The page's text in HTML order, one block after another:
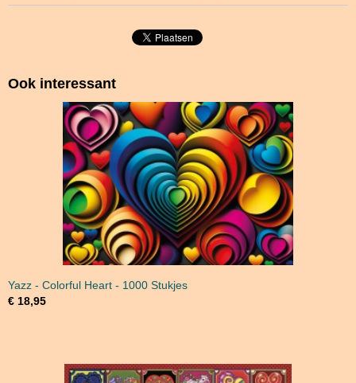
Ook interessant
Yazz - Colorful Heart - 1000 Stukjes
€ 18,95